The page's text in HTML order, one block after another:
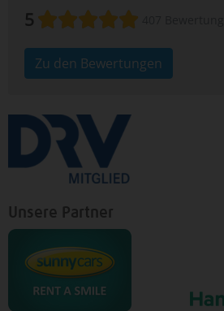
5
Zu den Bewertungen
Unsere Partner